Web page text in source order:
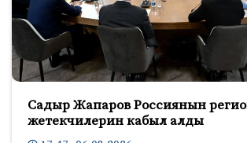
Садыр Жапаров Россиянын
жетекчилерин кабыл алды